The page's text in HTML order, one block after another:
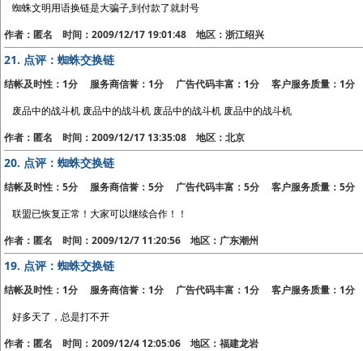
蜘蛛文明用语换链是大骗子,到付款了就封号
作者：匿名 时间：2009/12/17 19:01:48 地区：浙江绍兴
21. 点评：蜘蛛交换链
结帐及时性：1分 服务商信誉：1分 广告代码丰富：1分 客户服务质量：1分
废品中的战斗机 废品中的战斗机 废品中的战斗机 废品中的战斗机
作者：匿名 时间：2009/12/17 13:35:08 地区：北京
20. 点评：蜘蛛交换链
结帐及时性：5分 服务商信誉：5分 广告代码丰富：5分 客户服务质量：5分
联盟已恢复正常！大家可以继续合作！！
作者：匿名 时间：2009/12/7 11:20:56 地区：广东潮州
19. 点评：蜘蛛交换链
结帐及时性：1分 服务商信誉：1分 广告代码丰富：1分 客户服务质量：1分
好多天了，总是打不开
作者：匿名 时间：2009/12/4 12:05:06 地区：福建龙岩